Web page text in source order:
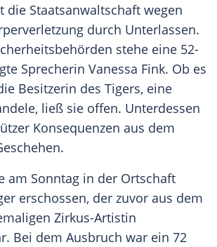
die Staatsanwaltschaft wegen
durch Unterlassen.
stehe eine 52-
Sprecherin Vanessa Fink. Ob es
Besitzerin des Tigers, eine
ließ sie offen. Unterdessen
Konsequenzen aus dem
am Sonntag in der Ortschaft
erschossen, der zuvor aus dem
Zirkus-Artistin
Bei dem Ausbruch war ein 72